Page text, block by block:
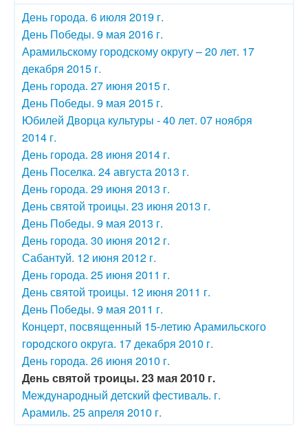
День города. 6 июля 2019 г.
День Победы. 9 мая 2016 г.
Арамильскому городскому округу – 20 лет. 17
декабря 2015 г.
День города. 27 июня 2015 г.
День Победы. 9 мая 2015 г.
Юбилей Дворца культуры - 40 лет. 07 ноября
2014 г.
День города. 28 июня 2014 г.
День Поселка. 24 августа 2013 г.
День города. 29 июня 2013 г.
День святой троицы. 23 июня 2013 г.
День Победы. 9 мая 2013 г.
День города. 30 июня 2012 г.
Сабантуй. 12 июня 2012 г.
День города. 25 июня 2011 г.
День святой троицы. 12 июня 2011 г.
День Победы. 9 мая 2011 г.
Концерт, посвященный 15-летию Арамильского
городского округа. 17 декабря 2010 г.
День города. 26 июня 2010 г.
День святой троицы. 23 мая 2010 г.
Международный детский фестиваль. г.
Арамиль. 25 апреля 2010 г.